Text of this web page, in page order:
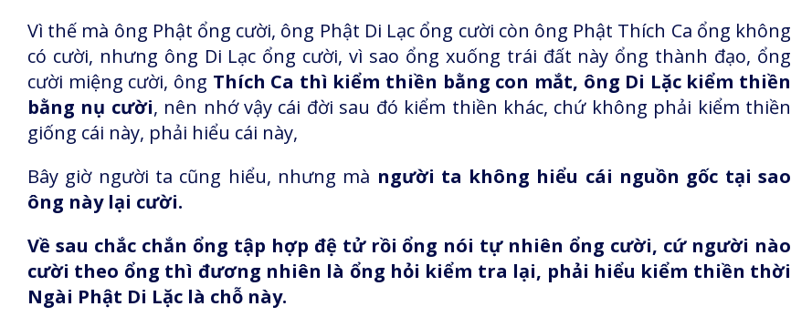
Vì thế mà ông Phật ổng cười, ông Phật Di Lạc ổng cười còn ông Phật Thích Ca ổng không
có cười, nhưng ông Di Lạc ổng cười, vì sao ổng xuống trái đất này ổng thành đạo, ổng
cười miệng cười, ông Thích Ca thì kiểm thiền bằng con mắt, ông Di Lặc kiểm thiền
bằng nụ cười, nên nhớ vậy cái đời sau đó kiểm thiền khác, chứ không phải kiểm thiền
giống cái này, phải hiểu cái này,
Bây giờ người ta cũng hiểu, nhưng mà người ta không hiểu cái nguồn gốc tại sao
ông này lại cười.
Về sau chắc chắn ổng tập hợp đệ tử rồi ổng nói tự nhiên ổng cười, cứ người nào
cười theo ổng thì đương nhiên là ổng hỏi kiểm tra lại, phải hiểu kiểm thiền thời
Ngài Phật Di Lặc là chỗ này.